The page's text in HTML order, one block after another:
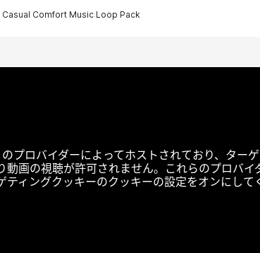
Casual Comfort Music Loop Pack
プロバイダーによってホストされており、ター
動画の視聴が許可されません。これらのプロバイ
ィングクッキーのクッキーの設定をオンにして